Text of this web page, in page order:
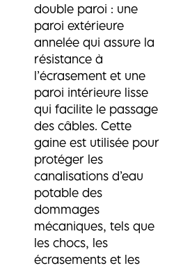
double paroi : une
paroi extérieure
annelée qui assure la
résistance à
l’écrasement et une
paroi intérieure lisse
qui facilite le passage
des câbles. Cette
gaine est utilisée pour
protéger les
canalisations d’eau
potable des
dommages
mécaniques, tels que
les chocs, les
écrasements et les